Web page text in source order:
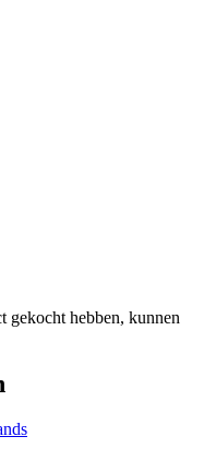
gekocht hebben, kunnen